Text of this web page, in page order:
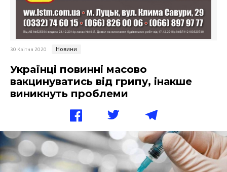
30 Квітня 2020 Новини
Українці повинні масово
вакцинуватись від грипу, інакше
виникнуть проблеми